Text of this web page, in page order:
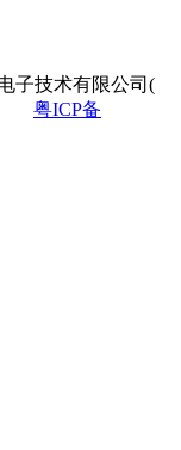
子技术有限公司(
粤ICP备